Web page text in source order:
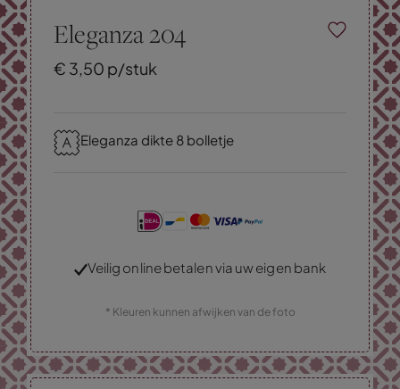
Eleganza 204
€ 3,50 p/stuk
Eleganza dikte 8 bolletje
Veilig online betalen via uw eigen bank
* Kleuren kunnen afwijken van de foto